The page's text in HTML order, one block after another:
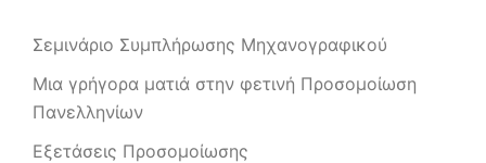
Σεμινάριο Συμπλήρωσης Μηχανογραφικού
Μια γρήγορα ματιά στην φετινή Προσομοίωση
Πανελληνίων
Εξετάσεις Προσομοίωσης